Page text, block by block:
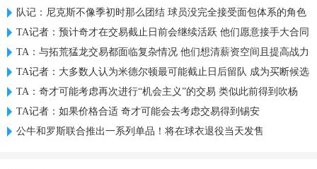
队记：尼克斯不像季初时那么团结 球员没完全接受面包体系的角色
TA记者：预计奇才在交易截止日前会继续活跃 他们愿意接手大合同
TA：与拓荒猛龙交易都面临复杂情况 他们想清薪资空间且提高战力
TA记者：大多数人认为米德尔顿最可能截止日后留队 成为买断候选
TA：奇才可能考虑再次进行“机会主义”的交易 类似此前得到吹杨
TA记者：如果价格合适 奇才可能会去考虑交易得到锡安
公牛和罗斯联合推出一系列单品！将在球衣退役当天发售